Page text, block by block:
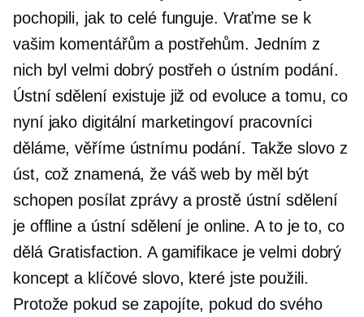
pochopili, jak to celé funguje. Vraťme se k
vašim komentářům a postřehům. Jedním z
nich byl velmi dobrý postřeh o ústním podání.
Ústní sdělení existuje již od evoluce a tomu, co
nyní jako digitální marketingoví pracovníci
děláme, věříme ústnímu podání. Takže slovo z
úst, což znamená, že váš web by měl být
schopen posílat zprávy a prostě ústní sdělení
je offline a ústní sdělení je online. A to je to, co
dělá Gratisfaction. A gamifikace je velmi dobrý
koncept a klíčové slovo, které jste použili.
Protože pokud se zapojíte, pokud do svého